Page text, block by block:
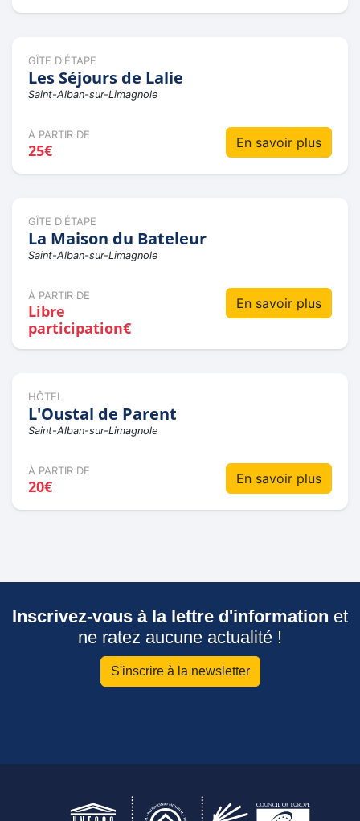
GÎTE D'ÉTAPE
Les Séjours de Lalie
Saint-Alban-sur-Limagnole
À PARTIR DE
25€ En savoir plus
GÎTE D'ÉTAPE
La Maison du Bateleur
Saint-Alban-sur-Limagnole
À PARTIR DE
Libre
participation€
En savoir plus
HÔTEL
L'Oustal de Parent
Saint-Alban-sur-Limagnole
À PARTIR DE
20€ En savoir plus
Inscrivez-vous à la lettre d'information et
ne ratez aucune actualité !
S'inscrire à la newsletter